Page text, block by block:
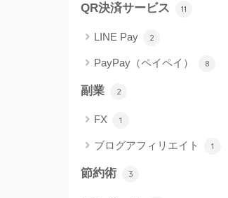
QR決済サービス 11
LINE Pay 2
PayPay（ペイペイ） 8
副業 2
FX 1
ブログアフィリエイト 1
節約術 3